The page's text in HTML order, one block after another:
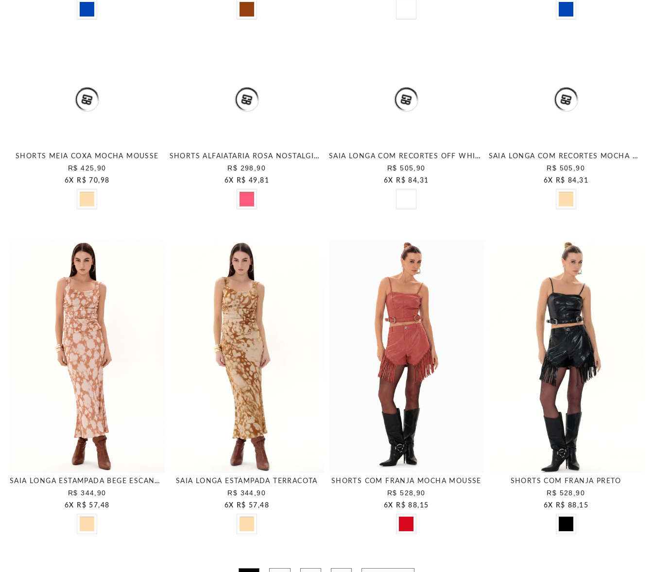
SHORTS MEIA COXA MOCHA MOUSSE
R$ 425,90
6X R$ 70,98
SHORTS ALFAIATARIA ROSA NOSTALGICO
R$ 298,90
6X R$ 49,81
SAIA LONGA COM RECORTES OFF WHITE
R$ 505,90
6X R$ 84,31
SAIA LONGA COM RECORTES MOCHA MOUSSE
R$ 505,90
6X R$ 84,31
SAIA LONGA ESTAMPADA BEGE ESCANDINAVO
R$ 344,90
6X R$ 57,48
SAIA LONGA ESTAMPADA TERRACOTA
R$ 344,90
6X R$ 57,48
SHORTS COM FRANJA MOCHA MOUSSE
R$ 528,90
6X R$ 88,15
SHORTS COM FRANJA PRETO
R$ 528,90
6X R$ 88,15